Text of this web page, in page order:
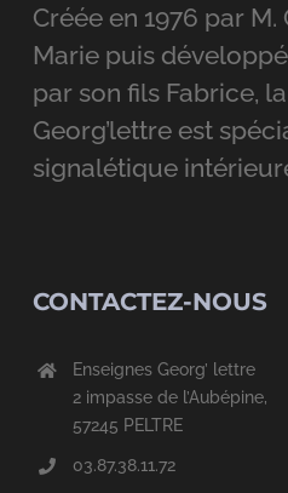
Créée en 1976 par M.
Marie puis
par son fils Fabrice,
Georg’lettre est
signalétique
CONTACTEZ-NOUS
Enseignes Georg’ lettre
2 impasse de l’Aubépine,
57245 PELTRE
03.87.38.11.72